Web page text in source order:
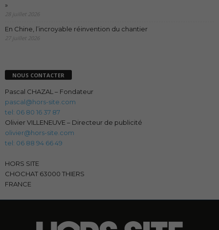
»
28 juillet 2026
En Chine, l’incroyable réinvention du chantier
27 juillet 2026
NOUS CONTACTER
Pascal CHAZAL – Fondateur
pascal@hors-site.com
tel: 06 80 16 37 87
Olivier VILLENEUVE – Directeur de publicité
olivier@hors-site.com
tel: 06 88 94 66 49
HORS SITE
CHOCHAT 63000 THIERS
FRANCE